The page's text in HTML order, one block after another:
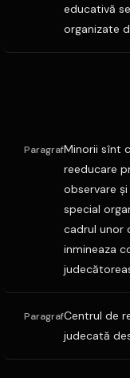
educativă
organizate
ParagrafMinorii sînt
reeducare
observare
special
cadrul unor
inmineaza
ParagrafCentrul de
judecată